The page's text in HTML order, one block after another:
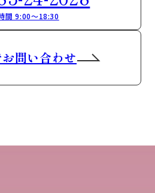
間 9:00～18:30
問い合わせ